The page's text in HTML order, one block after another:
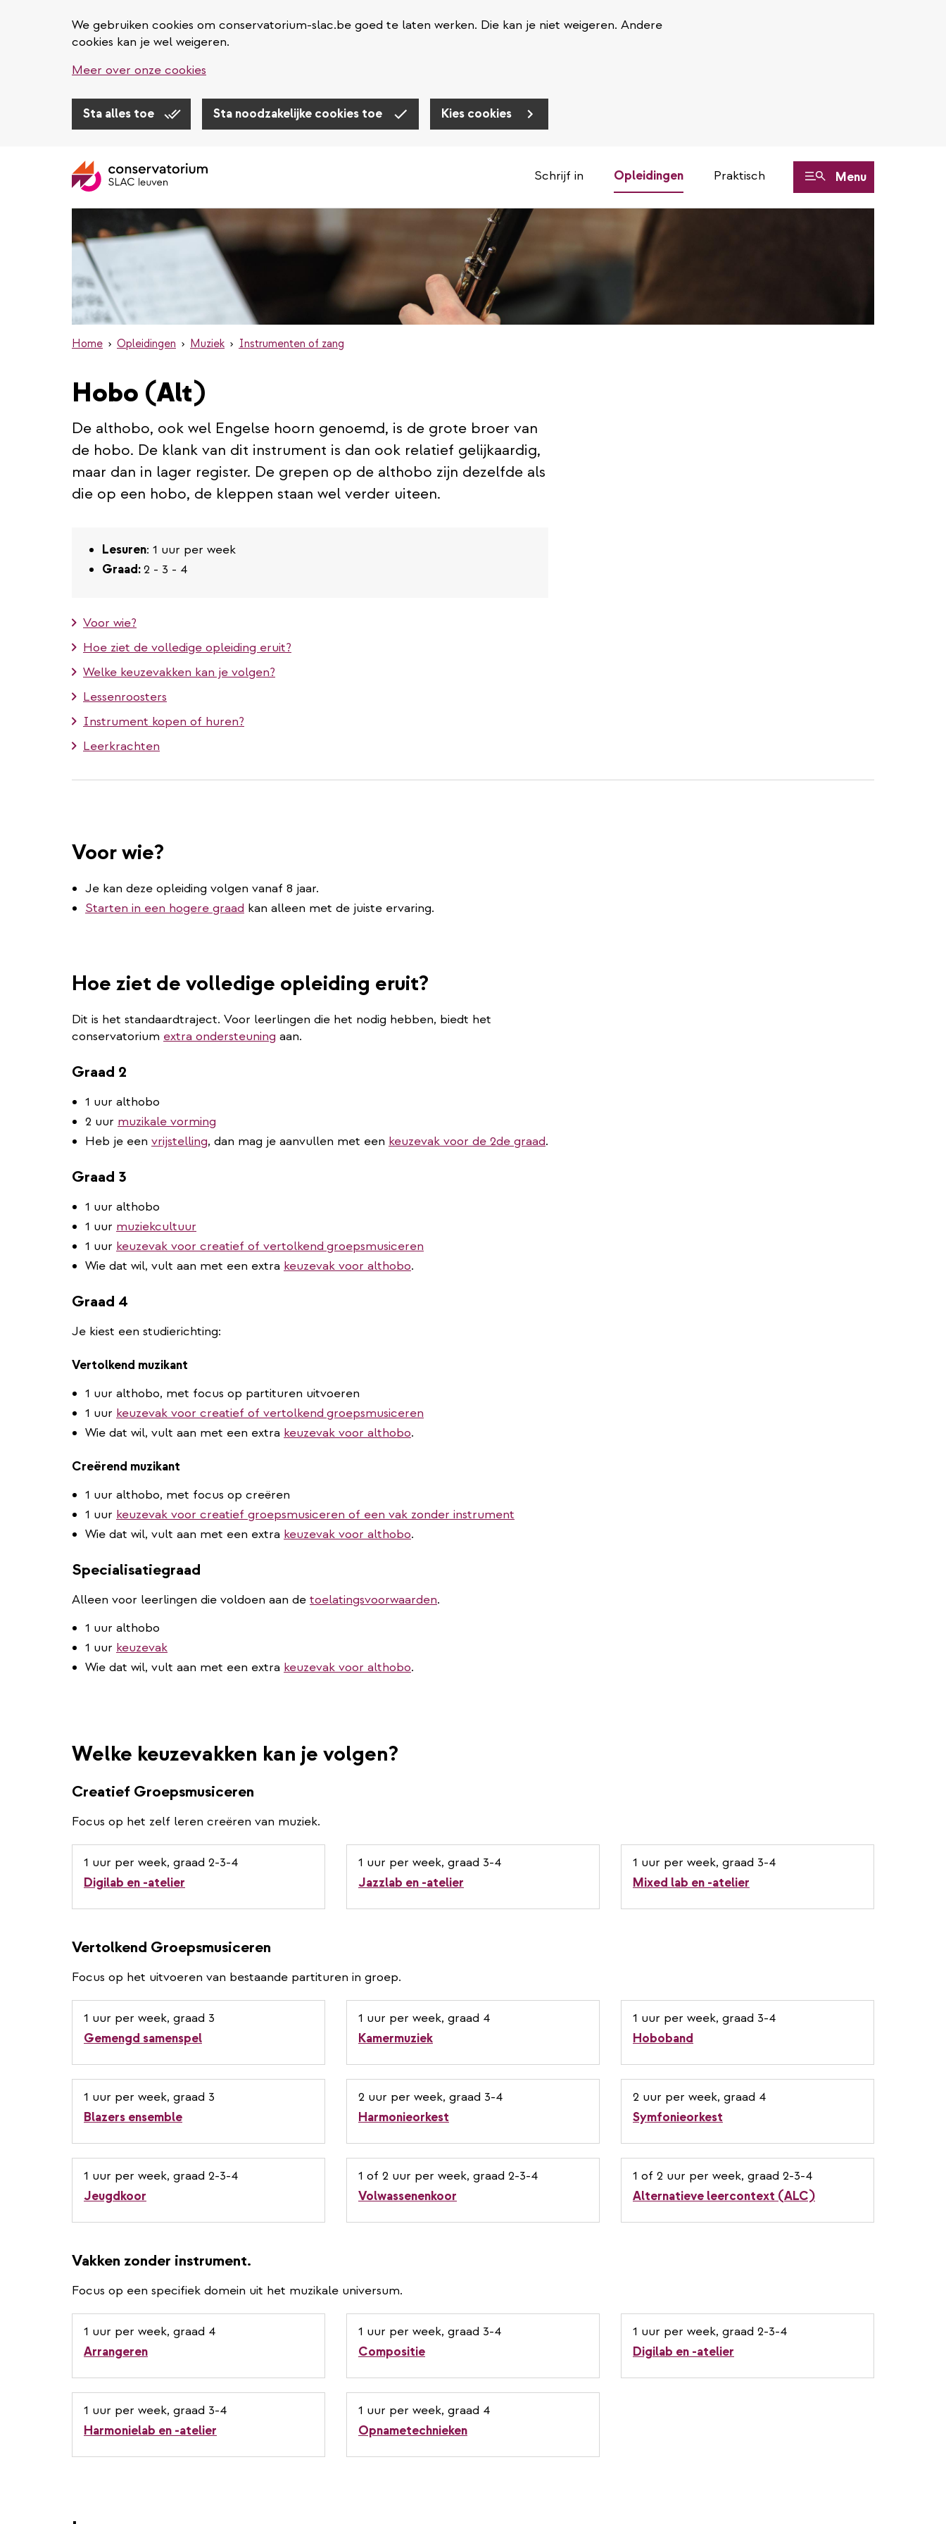
We gebruiken cookies om conservatorium-slac.be goed te laten werken. Die kan je niet weigeren. Andere
cookies kan je wel weigeren.
Meer over onze cookies
Sta alles toe Sta noodzakelijke cookies toe Kies cookies
Schrijf in Opleidingen Praktisch Menu
Home Opleidingen Muziek Instrumenten of zang
Hobo (Alt)
De althobo, ook wel Engelse hoorn genoemd, is de grote broer van
de hobo. De klank van dit instrument is dan ook relatief gelijkaardig,
maar dan in lager register. De grepen op de althobo zijn dezelfde als
die op een hobo, de kleppen staan wel verder uiteen.
Lesuren: 1 uur per week
Graad:2 - 3 - 4
Voor wie?
Hoe ziet de volledige opleiding eruit?
Welke keuzevakken kan je volgen?
Lessenroosters
Instrument kopen of huren?
Leerkrachten
Voor wie?
Je kan deze opleiding volgen vanaf 8 jaar.
Starten in een hogere graad kan alleen met de juiste ervaring.
Hoe ziet de volledige opleiding eruit?
Dit is het standaardtraject. Voor leerlingen die het nodig hebben, biedt het
conservatorium extra ondersteuning aan.
Graad 2
1 uur althobo
2 uur muzikale vorming
Heb je een vrijstelling, dan mag je aanvullen met een keuzevak voor de 2de graad.
Graad 3
1 uur althobo
1 uur muziekcultuur
1 uur keuzevak voor creatief of vertolkend groepsmusiceren
Wie dat wil, vult aan met een extra keuzevak voor althobo.
Graad 4
Je kiest een studierichting:
Vertolkend muzikant
1 uur althobo, met focus op partituren uitvoeren
1 uur keuzevak voor creatief of vertolkend groepsmusiceren
Wie dat wil, vult aan met een extra keuzevak voor althobo.
Creërend muzikant
1 uur althobo, met focus op creëren
1 uur keuzevak voor creatief groepsmusiceren of een vak zonder instrument
Wie dat wil, vult aan met een extra keuzevak voor althobo.
Specialisatiegraad
Alleen voor leerlingen die voldoen aan de toelatingsvoorwaarden.
1 uur althobo
1 uur keuzevak
Wie dat wil, vult aan met een extra keuzevak voor althobo.
Welke keuzevakken kan je volgen?
Creatief Groepsmusiceren
Focus op het zelf leren creëren van muziek.
1 uur per week, graad 2-3-4
Digilab en -atelier
1 uur per week, graad 3-4
Jazzlab en -atelier
1 uur per week, graad 3-4
Mixed lab en -atelier
Vertolkend Groepsmusiceren
Focus op het uitvoeren van bestaande partituren in groep.
1 uur per week, graad 3
Gemengd samenspel
1 uur per week, graad 4
Kamermuziek
1 uur per week, graad 3-4
Hoboband
1 uur per week, graad 3
Blazers ensemble
2 uur per week, graad 3-4
Harmonieorkest
2 uur per week, graad 4
Symfonieorkest
1 uur per week, graad 2-3-4
Jeugdkoor
1 of 2 uur per week, graad 2-3-4
Volwassenenkoor
1 of 2 uur per week, graad 2-3-4
Alternatieve leercontext (ALC)
Vakken zonder instrument.
Focus op een specifiek domein uit het muzikale universum.
1 uur per week, graad 4
Arrangeren
1 uur per week, graad 3-4
Compositie
1 uur per week, graad 2-3-4
Digilab en -atelier
1 uur per week, graad 3-4
Harmonielab en -atelier
1 uur per week, graad 4
Opnametechnieken